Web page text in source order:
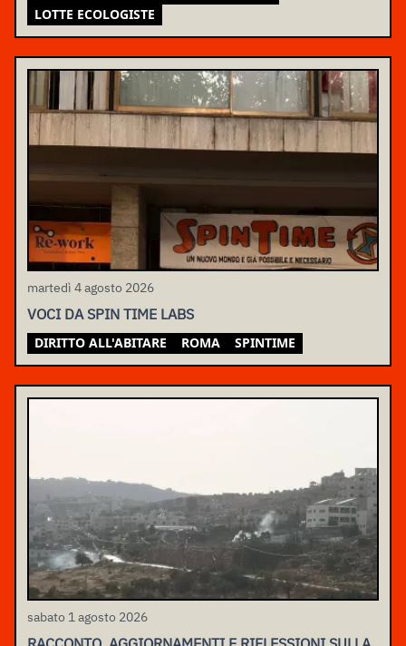
LOTTE ECOLOGISTE
martedì 4 agosto 2026
VOCI DA SPIN TIME LABS
DIRITTO ALL'ABITARE ROMA SPINTIME
sabato 1 agosto 2026